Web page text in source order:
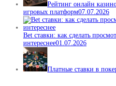
Рейтинг онлайн
игровых платформ07.07.2026
Bet ставки: как сделать
интереснее01.07.2026
Платные ставки в